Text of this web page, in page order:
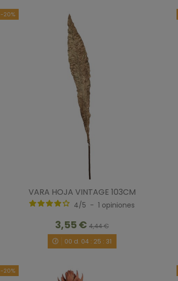
-20%
VARA HOJA VINTAGE 103CM
4/5 - 1 opiniones
3,55 €4,44 €
00d. 04: 25: 30
-20%